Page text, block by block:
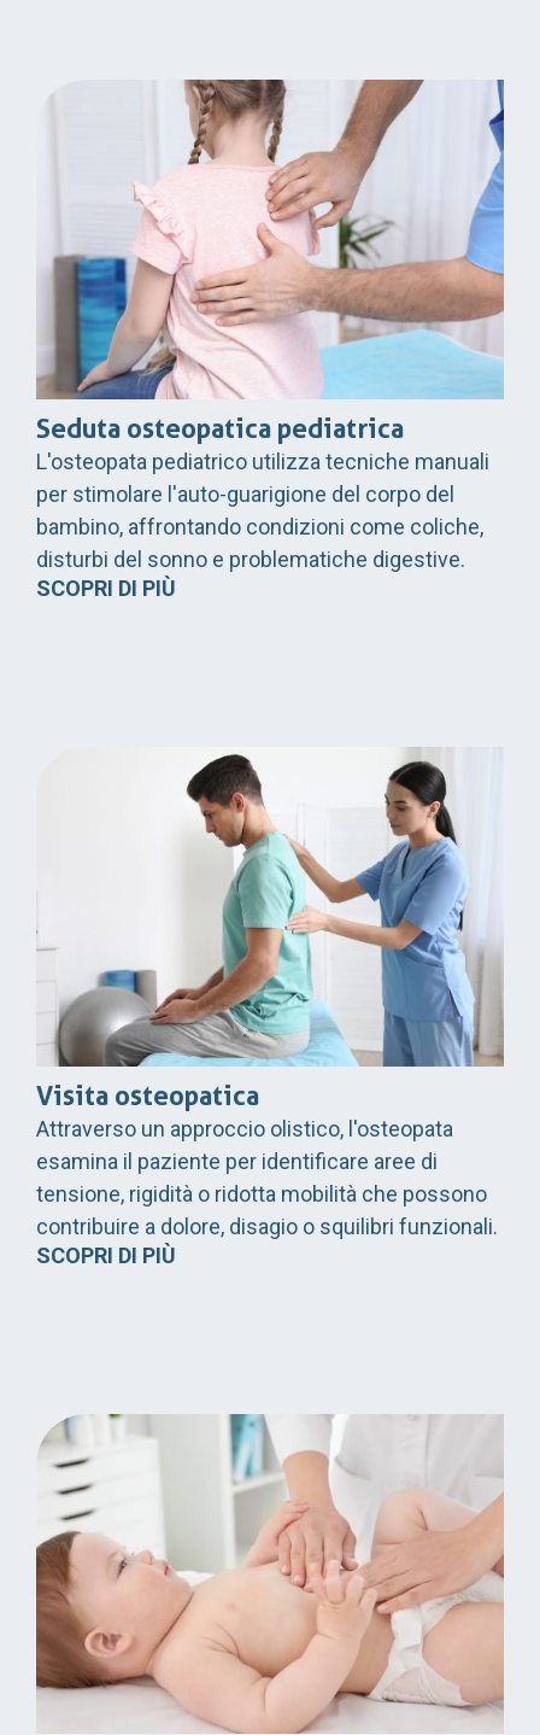
Seduta osteopatica pediatrica
L'osteopata pediatrico utilizza tecniche manuali
per stimolare l'auto-guarigione del corpo del
bambino, affrontando condizioni come coliche,
disturbi del sonno e problematiche digestive.
SCOPRI DI PIÙ
Visita osteopatica
Attraverso un approccio olistico, l'osteopata
esamina il paziente per identificare aree di
tensione, rigidità o ridotta mobilità che possono
contribuire a dolore, disagio o squilibri funzionali.
SCOPRI DI PIÙ